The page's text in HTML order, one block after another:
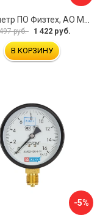
Манометр ПО Физтех, АО МП4-Уф 4687205178602
руб. 1 422 руб.
В КОРЗИНУ
-5%